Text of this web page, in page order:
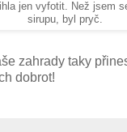
jen vyfotit. Než jsem
sirupu, byl pryč.
zahrady taky
dobrot!